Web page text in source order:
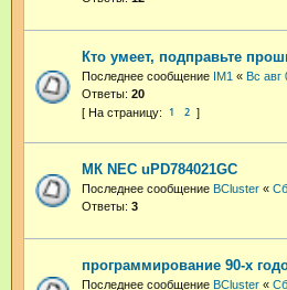
Кто умеет, подправьте
Последнее сообщение IM1 « Вс авг
Ответы: 20
1 2
МК NEC uPD784021GC
Последнее сообщение BCluster «
Ответы: 3
программирование 90-х
Последнее сообщение BCluster «